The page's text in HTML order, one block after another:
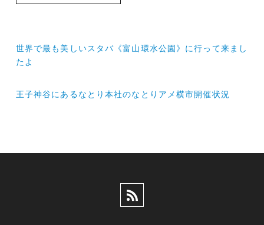
投
稿
ビ
世界で最も美しいスタバ《富山環水公園》に行って来まし
たよ
王子神谷にあるなとり本社のなとりアメ横市開催状況